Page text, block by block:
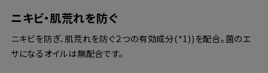
ニキビ・肌荒れを防ぐ
ニキビを防ぎ、肌荒れを防ぐ２つの有効成分(*1))を配合。菌のエ
サになるオイルは無配合です。